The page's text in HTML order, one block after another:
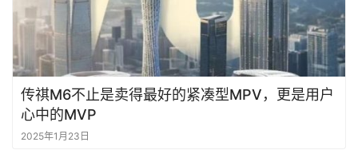
传祺M6不止是卖得最好的紧凑型MPV，更是用户
心中的MVP
2025年1月23日